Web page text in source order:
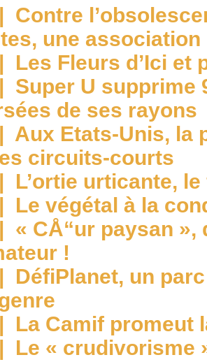
Contre
une
Les Fleurs d’Ici et
Super U supprime
de ses rayons
Aux Etats-Unis, la
circuits-courts
L’ortie urticante,
Le végétal à la
« CÅ“ur paysan
!
DéfiPlanet, un
La Camif promeut
Le « crudivorisme